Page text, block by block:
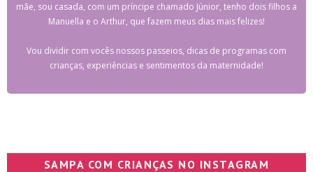
mãe, sou casada, com um príncipe chamado Júnior, tenho dois filhos a
Manuella e o Arthur, que fazem meus dias mais felizes!
Vou dividir com vocês nossos passeios, dicas de programas com
crianças, experiências e sentimentos da maternidade!
SAMPA COM CRIANÇAS NO INSTAGRAM